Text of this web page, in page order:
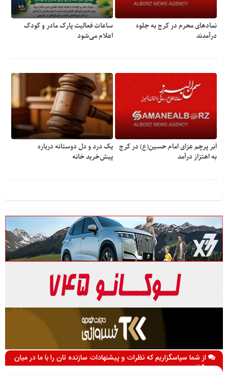
نمادهای محرم در کرج به جلوه
درآمدند
ساعات فعالیت پارک مادر و کودک
اعلام می‌شود
اَبَر پرچم عزای امام حسین(ع) در کرج
به اهتزاز درآمد
یک درد و دل دوستانه درباره
پیش‌خرید خانه
از شما سپاسگزاریم که نظرات و پیشنهادات سازنده تان را با ما در میان
می گذارید